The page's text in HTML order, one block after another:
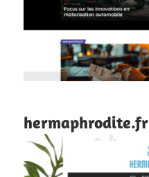
hermaphrodite.fr